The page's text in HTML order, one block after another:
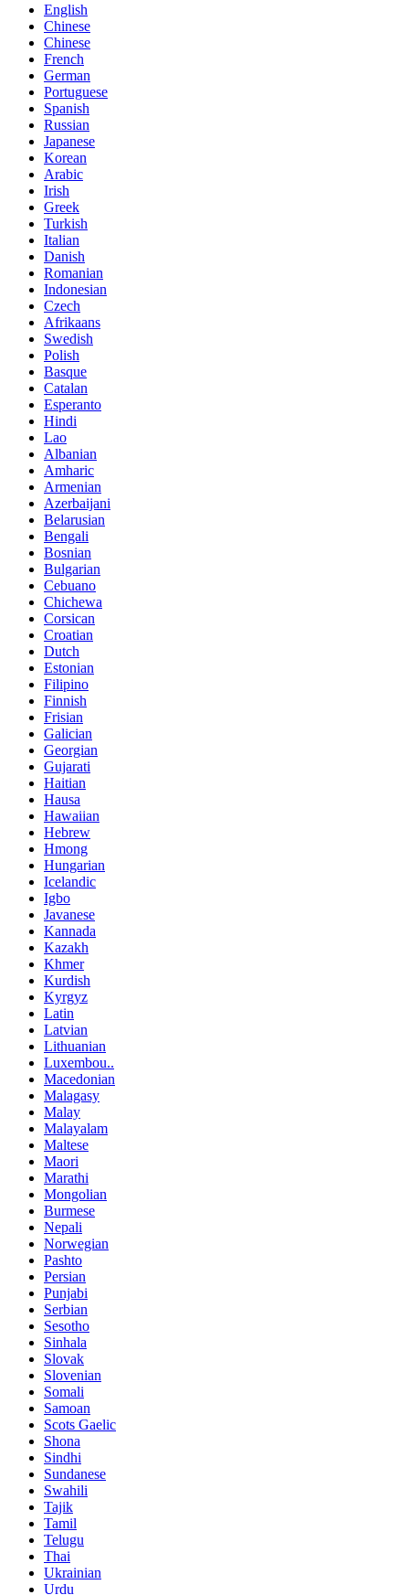
English
Chinese
Chinese
French
German
Portuguese
Spanish
Russian
Japanese
Korean
Arabic
Irish
Greek
Turkish
Italian
Danish
Romanian
Indonesian
Czech
Afrikaans
Swedish
Polish
Basque
Catalan
Esperanto
Hindi
Lao
Albanian
Amharic
Armenian
Azerbaijani
Belarusian
Bengali
Bosnian
Bulgarian
Cebuano
Chichewa
Corsican
Croatian
Dutch
Estonian
Filipino
Finnish
Frisian
Galician
Georgian
Gujarati
Haitian
Hausa
Hawaiian
Hebrew
Hmong
Hungarian
Icelandic
Igbo
Javanese
Kannada
Kazakh
Khmer
Kurdish
Kyrgyz
Latin
Latvian
Lithuanian
Luxembou..
Macedonian
Malagasy
Malay
Malayalam
Maltese
Maori
Marathi
Mongolian
Burmese
Nepali
Norwegian
Pashto
Persian
Punjabi
Serbian
Sesotho
Sinhala
Slovak
Slovenian
Somali
Samoan
Scots Gaelic
Shona
Sindhi
Sundanese
Swahili
Tajik
Tamil
Telugu
Thai
Ukrainian
Urdu